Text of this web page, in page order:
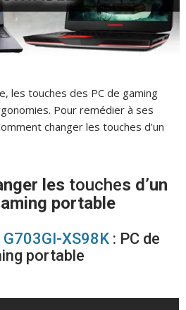
les touches des PC de gaming
Pour remédier à ses
changer les touches d’un
les touches d’un
portable
G703GI-XS98K : PC de
portable